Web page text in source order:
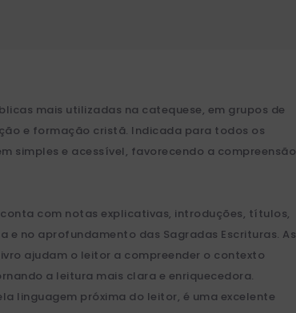
mais utilizadas na catequese, em grupos de
e formação cristã. Indicada para todos os
simples e acessível, favorecendo a compreensão
com notas explicativas, introduções, títulos,
e no aprofundamento das Sagradas Escrituras. As
ajudam o leitor a compreender o contexto
a leitura mais clara e enriquecedora.
linguagem próxima do leitor, é uma excelente